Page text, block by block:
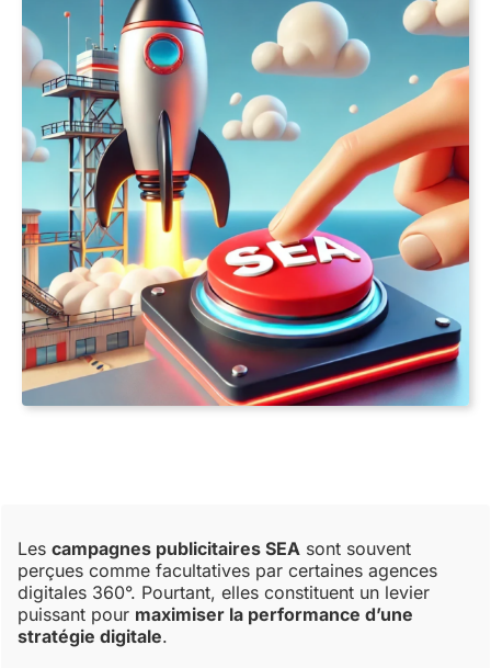
Lescampagnes publicitaires SEA sont souvent
perçues comme facultatives par certaines agences
digitales 360°. Pourtant, elles constituent un levier
puissant pour maximiser la performance d’une
stratégie digitale.